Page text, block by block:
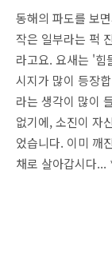
동해의 파도를 보
작은 일부라는 퍽
라고요. 요새는 '힘
시지가 많이 등장
라는 생각이 많이
없기에, 소진이 자
었습니다. 이미 깨
채로 살아갑시다...